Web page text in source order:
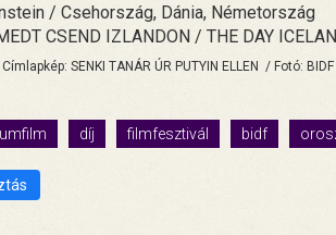
/ Csehország, Dánia, Németország
CSEND IZLANDON / THE DAY
SENKI TANÁR ÚR PUTYIN ELLEN / Fotó: BIDF
díj filmfesztivál bidf